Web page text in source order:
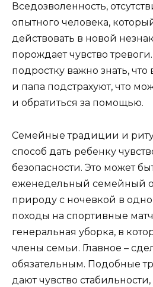
Вседозволенность,
опытного человека,
действовать в новой
порождает чувство
подростку важно знать, что
и папа подстрахуют, что
и обратиться за помощью.
Семейные традиции и
способ дать ребенку
безопасности. Это может
еженедельный семейный
природу с ночевкой в
походы на спортивные
генеральная уборка, в
члены семьи. Главное –
обязательным. Подобные
дают чувство